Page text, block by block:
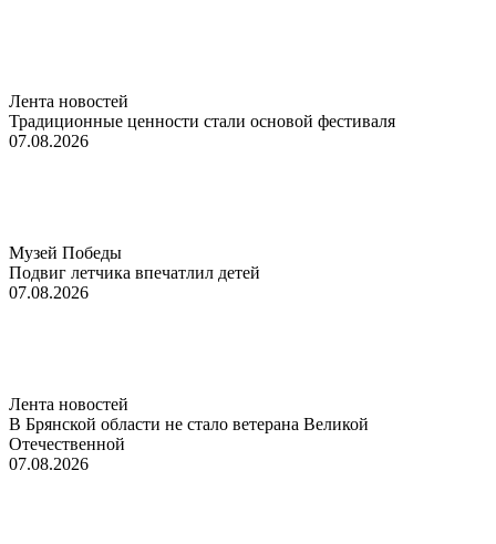
Лента новостей
Традиционные ценности стали основой фестиваля
07.08.2026
Музей Победы
Подвиг летчика впечатлил детей
07.08.2026
Лента новостей
В Брянской области не стало ветерана Великой
Отечественной
07.08.2026